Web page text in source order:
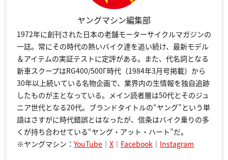
ヤングマシン編集部
1972年に創刊された日本の老舗モーターサイクルマガジンの
一誌。常にその時代の熱いバイク達を追い続け、最新モデル
＆アイテムの実証テストに定評がある。また、代名詞となる
新車スクープはRG400/500Γ時代（1984年3月号掲載）から
30年以上続いている名物企画で、業界内の生情報を独自追跡
したものが主となっている。メイン読者層は50代とそのジュ
ニア世代となる20代。ブランドタイトルの“ヤング”という単
語はさすがに時代錯誤とはなったが、信条はバイク乗りの多
くが持ち合わせている“ヤング・アット・ハート”だ。
※ヤングマシン： YouTube ｜ X ｜ Facebook ｜ Instagram